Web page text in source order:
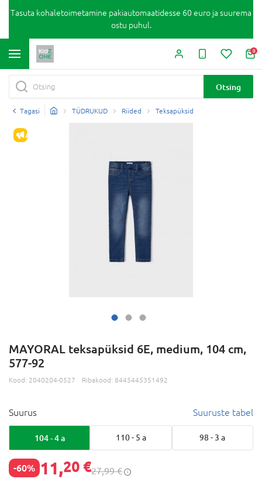
Tasuta kohaletoimetamine pakiautomaatidesse 60 euro ja suurema
ostu puhul.
0
Otsing
Tagasi TÜDRUKUD Riided Teksapüksid
ALLAHINDLUS
MAYORAL teksapüksid 6E, medium, 104 cm,
577-92
Kood: 2040204-0527 Ribakood: 8445445351492
Suurus Suuruste tabel
104 - 4 a 110 - 5 a 98 - 3 a
-60% 11,20 €27,99 €